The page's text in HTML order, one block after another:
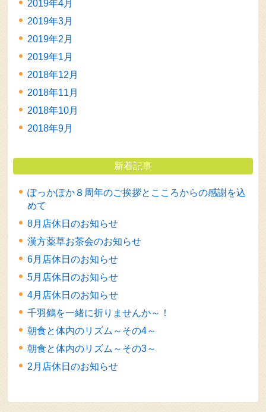
2019年4月
2019年3月
2019年2月
2019年1月
2018年12月
2018年11月
2018年10月
2018年9月
新着記事
ぽっかぽか８周年のご挨拶とこころからの感謝を込
めて
8月店休日のお知らせ
漢方薬草お茶会のお知らせ
6月店休日のお知らせ
5月店休日のお知らせ
4月店休日のお知らせ
千羽鶴を一緒に折りませんか～！
朝食と体内のリズム～その4～
朝食と体内のリズム～その3～
2月店休日のお知らせ